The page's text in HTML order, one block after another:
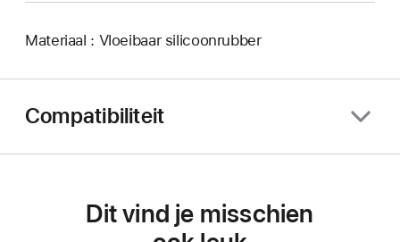
Materiaal : Vloeibaar silicoonrubber
Compatibiliteit
Dit vind je misschien